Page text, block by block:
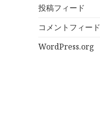
投稿フィード
コメントフィード
WordPress.org